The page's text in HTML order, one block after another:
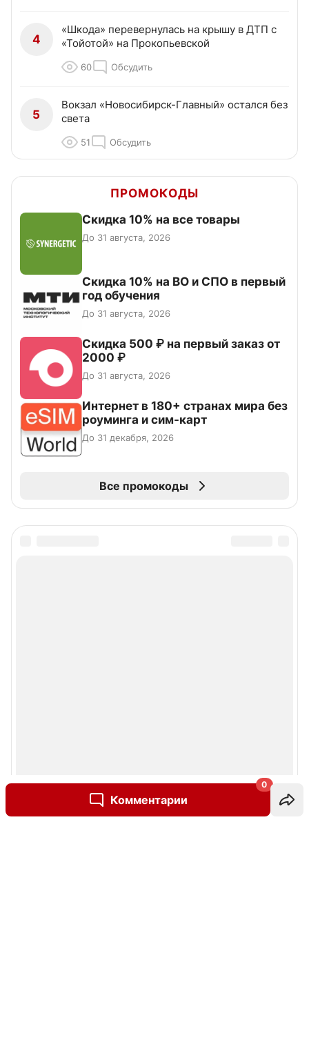
Комментарии
0
4
«Шкода» перевернулась на крышу в ДТП с
«Тойотой» на Прокопьевской
60 Обсудить
5
Вокзал «Новосибирск-Главный» остался без
света
51 Обсудить
ПРОМОКОДЫ
Скидка 10% на все товары
До 31 августа, 2026
Скидка 10% на ВО и СПО в первый
год обучения
До 31 августа, 2026
Скидка 500 ₽ на первый заказ от
2000 ₽
До 31 августа, 2026
Интернет в 180+ странах мира без
роуминга и сим-карт
До 31 декабря, 2026
Все промокоды